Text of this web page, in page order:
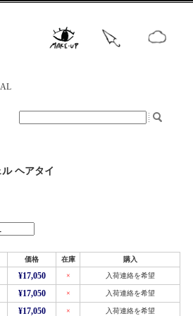
ヘアタイ
価格 在庫 購入
¥17,050 × 入荷連絡を希望
¥17,050 × 入荷連絡を希望
¥17,050 × 入荷連絡を希望